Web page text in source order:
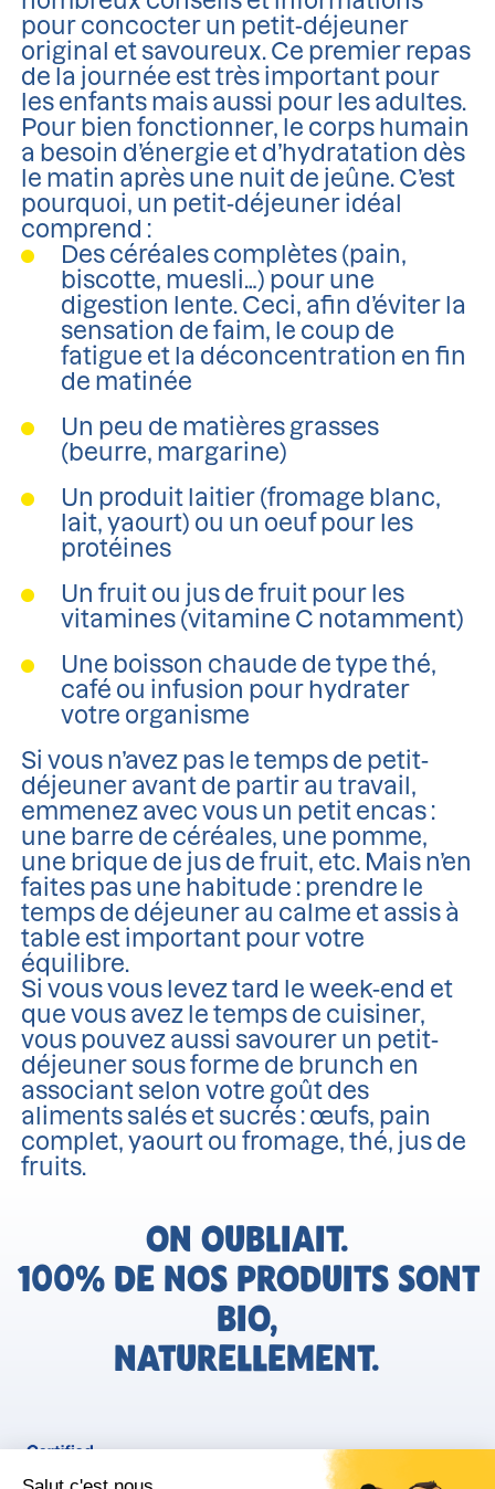
pour concocter un petit-déjeuner
original et savoureux. Ce premier repas
de la journée est très important pour
les enfants mais aussi pour les adultes.
Pour bien fonctionner, le corps humain
a besoin d’énergie et d’hydratation dès
le matin après une nuit de jeûne. C’est
pourquoi, un petit-déjeuner idéal
comprend :
Des céréales complètes (pain,
biscotte, muesli…) pour une
digestion lente. Ceci, afin d’éviter la
sensation de faim, le coup de
fatigue et la déconcentration en fin
de matinée
Un peu de matières grasses
(beurre, margarine)
Un produit laitier (fromage blanc,
lait, yaourt) ou un oeuf pour les
protéines
Un fruit ou jus de fruit pour les
vitamines (vitamine C notamment)
Une boisson chaude de type thé,
café ou infusion pour hydrater
votre organisme
Si vous n’avez pas le temps de petit-
déjeuner avant de partir au travail,
emmenez avec vous un petit encas :
une barre de céréales, une pomme,
une brique de jus de fruit, etc. Mais n’en
faites pas une habitude : prendre le
temps de déjeuner au calme et assis à
table est important pour votre
équilibre.
Si vous vous levez tard le week-end et
que vous avez le temps de cuisiner,
vous pouvez aussi savourer un petit-
déjeuner sous forme de brunch en
associant selon votre goût des
aliments salés et sucrés : œufs, pain
complet, yaourt ou fromage, thé, jus de
fruits.
ON OUBLIAIT.
100% DE NOS PRODUITS SONT
BIO,
NATURELLEMENT.